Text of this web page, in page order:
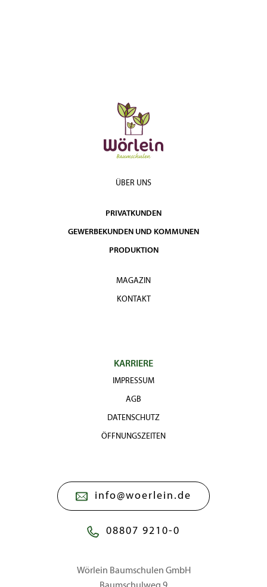
ÜBER UNS
PRIVATKUNDEN
GEWERBEKUNDEN UND KOMMUNEN
PRODUKTION
MAGAZIN
KONTAKT
KARRIERE
IMPRESSUM
AGB
DATENSCHUTZ
ÖFFNUNGSZEITEN
info@woerlein.de
08807 9210-0
Wörlein Baumschulen GmbH